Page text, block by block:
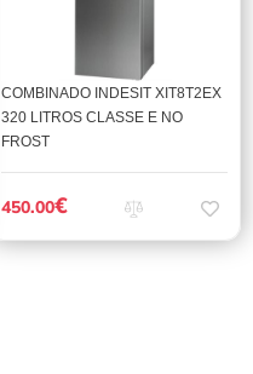
COMBINADO INDESIT XIT8T2EX
320 LITROS CLASSE E NO
FROST
450.00€